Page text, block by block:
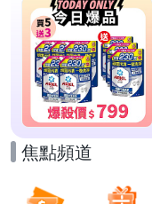
焦點頻道